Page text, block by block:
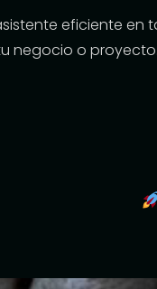
eficiente en
negocio o proyecto.